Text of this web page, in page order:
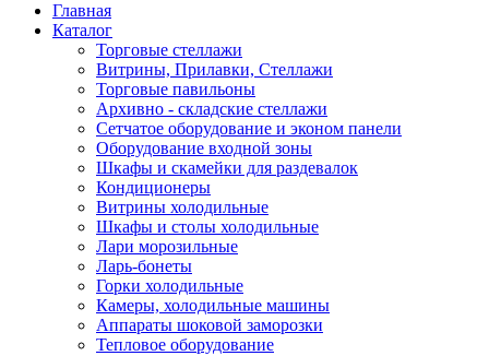
Главная
Каталог
Торговые стеллажи
Витрины, Прилавки, Стеллажи
Торговые павильоны
Архивно - складские стеллажи
Сетчатое оборудование и эконом панели
Оборудование входной зоны
Шкафы и скамейки для раздевалок
Кондиционеры
Витрины холодильные
Шкафы и столы холодильные
Лари морозильные
Ларь-бонеты
Горки холодильные
Камеры, холодильные машины
Аппараты шоковой заморозки
Тепловое оборудование